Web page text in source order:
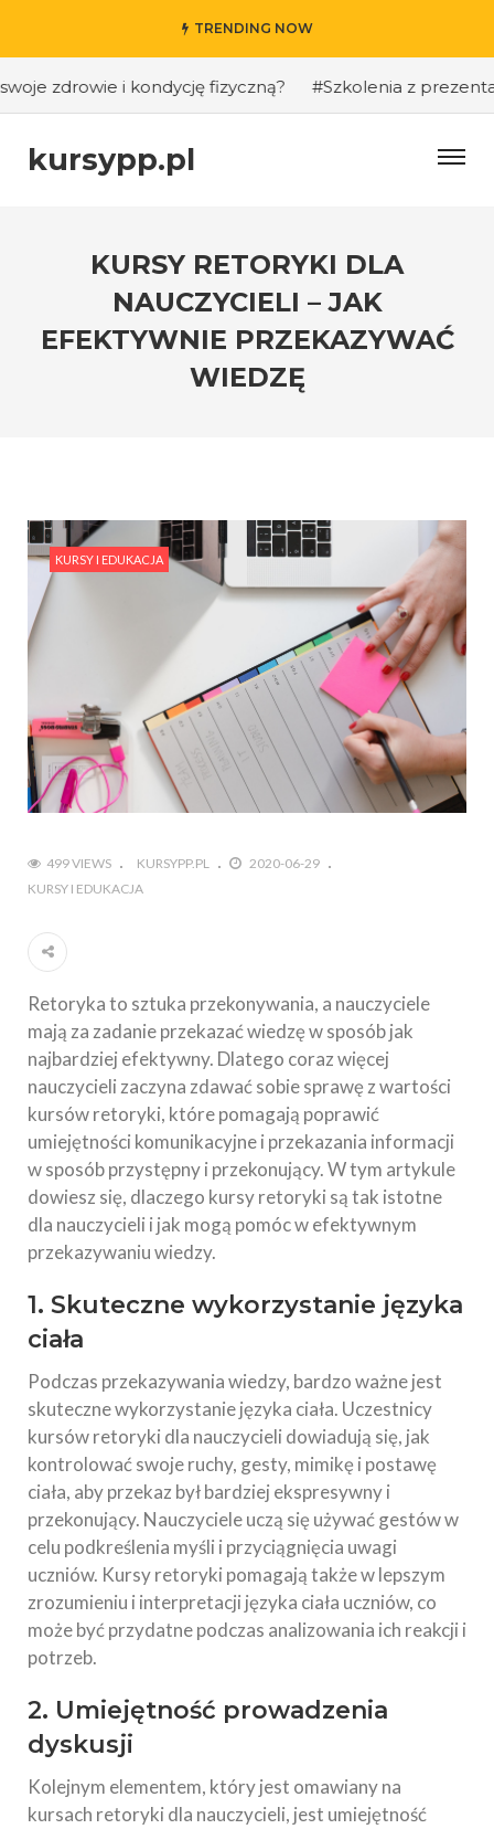
TRENDING NOW
zdrowie i kondycję fizyczną? #Szkolenia z prezentacji
kursypp.pl
KURSY RETORYKI DLA
NAUCZYCIELI – JAK
EFEKTYWNIE PRZEKAZYWAĆ
WIEDZĘ
KURSY I EDUKACJA
499 VIEWS KURSYPP.PL
2020-06-29
KURSY I EDUKACJA
Retoryka to sztuka przekonywania, a nauczyciele
mają za zadanie przekazać wiedzę w sposób jak
najbardziej efektywny. Dlatego coraz więcej
nauczycieli zaczyna zdawać sobie sprawę z wartości
kursów retoryki, które pomagają poprawić
umiejętności komunikacyjne i przekazania informacji
w sposób przystępny i przekonujący. W tym artykule
dowiesz się, dlaczego kursy retoryki są tak istotne
dla nauczycieli i jak mogą pomóc w efektywnym
przekazywaniu wiedzy.
1. Skuteczne wykorzystanie języka
ciała
Podczas przekazywania wiedzy, bardzo ważne jest
skuteczne wykorzystanie języka ciała. Uczestnicy
kursów retoryki dla nauczycieli dowiadują się, jak
kontrolować swoje ruchy, gesty, mimikę i postawę
ciała, aby przekaz był bardziej ekspresywny i
przekonujący. Nauczyciele uczą się używać gestów w
celu podkreślenia myśli i przyciągnięcia uwagi
uczniów. Kursy retoryki pomagają także w lepszym
zrozumieniu i interpretacji języka ciała uczniów, co
może być przydatne podczas analizowania ich reakcji i
potrzeb.
2. Umiejętność prowadzenia
dyskusji
Kolejnym elementem, który jest omawiany na
kursach retoryki dla nauczycieli, jest umiejętność